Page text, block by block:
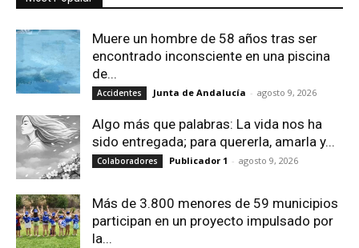
Muere un hombre de 58 años tras ser
encontrado inconsciente en una piscina
de...
Accidentes Junta de Andalucía - agosto 9, 2026
Algo más que palabras: La vida nos ha
sido entregada; para quererla, amarla y...
Colaboradores Publicador 1 - agosto 9, 2026
Más de 3.800 menores de 59 municipios
participan en un proyecto impulsado por
la...